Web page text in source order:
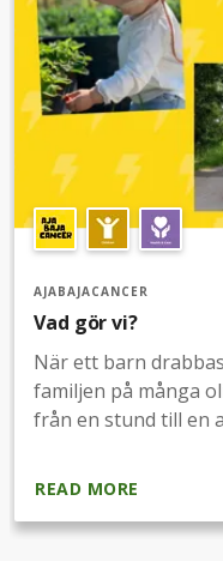
AJABAJACANCER
Vad gör vi?
När ett barn
familjen på många
från en stund till en
stöttar familjerna
READ MORE